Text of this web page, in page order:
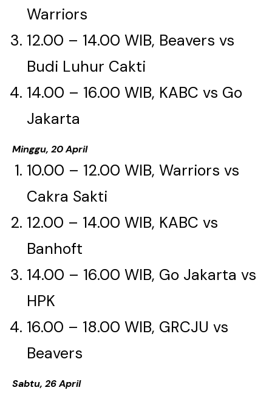
Warriors​​​​​​​
12.00 – 14.00 WIB, Beavers vs
Budi Luhur Cakti​​​​​​​
14.00 – 16.00 WIB, KABC vs Go
Jakarta
Minggu, 20 April
10.00 – 12.00 WIB, Warriors vs
Cakra Sakti
12.00 – 14.00 WIB, KABC vs
Banhoft​​​​​​​
14.00 – 16.00 WIB, Go Jakarta vs
HPK​​​​​​​
16.00 – 18.00 WIB, GRCJU vs
Beavers​​​​​​​
Sabtu, 26 April